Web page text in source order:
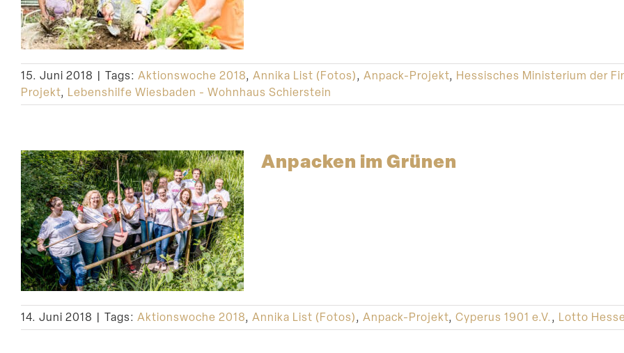
15. Juni 2018 | Tags: Aktionswoche 2018, Annika List (Fotos), Anpack-Projekt, Hessisches Ministerium der
Projekt, Lebenshilfe Wiesbaden - Wohnhaus Schierstein
Anpacken im Grünen
14. Juni 2018 | Tags: Aktionswoche 2018, Annika List (Fotos), Anpack-Projekt, Cyperus 1901 e.V., Lotto